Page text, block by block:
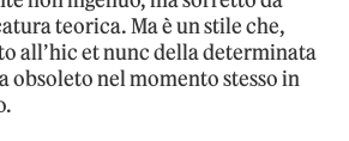
teorica. Ma è un stile che,
all’hic et nunc della determinata
obsoleto nel momento stesso in